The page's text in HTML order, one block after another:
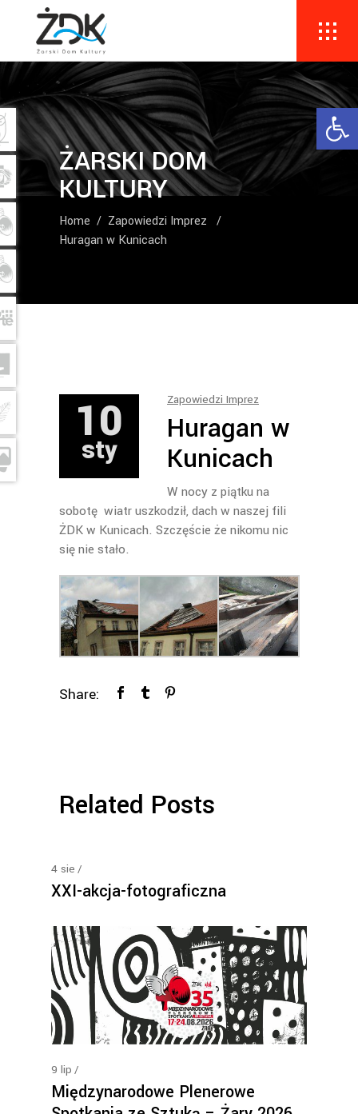
ŻARSKI DOM
KULTURY
Home / Zapowiedzi Imprez
/
Huragan w Kunicach
10
sty
Zapowiedzi Imprez
Huragan w
Kunicach
W nocy z piątku na
sobotę wiatr uszkodził, dach w naszej fili
ŻDK w Kunicach. Szczęście że nikomu nic
się nie stało.
Share:
Related Posts
4 sie
XXI-akcja-fotograficzna
9 lip
Międzynarodowe Plenerowe